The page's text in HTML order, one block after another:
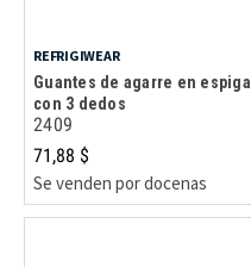
REFRIGIWEAR
Guantes de agarre en espiga
con 3 dedos
2409
71,88 $
Se venden por docenas